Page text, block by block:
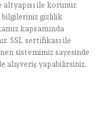
altyapısı ile korunur.
bilgileriniz gizlilik
kapsamında
SSL sertifikası ile
sistemimiz sayesinde
alışveriş yapabilirsiniz.